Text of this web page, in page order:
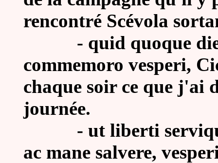
rencontré Scévola
- quid quoque
commemoro vesperi,
chaque soir ce que j'ai
journée.
- ut liberti
ac mane salvere,